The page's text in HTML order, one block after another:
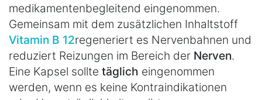
medikamentenbegleitend eingenommen.
Gemeinsam mit dem zusätzlichen Inhaltstoff
Vitamin B 12regeneriert es Nervenbahnen und
reduziert Reizungen im Bereich der Nerven.
Eine Kapsel sollte täglich eingenommen
werden, wenn es keine Kontraindikationen